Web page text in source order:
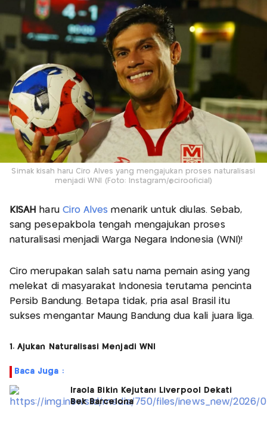
Simak kisah haru Ciro Alves yang mengajukan proses naturalisasi
menjadi WNI (Foto: Instagram/@cirooficial)
KISAH haru Ciro Alvesmenarik untuk diulas. Sebab,
sang pesepakbola tengah mengajukan proses
naturalisasi menjadi Warga Negara Indonesia (WNI)!
Ciro merupakan salah satu nama pemain asing yang
melekat di masyarakat Indonesia terutama pencinta
Persib Bandung. Betapa tidak, pria asal Brasil itu
sukses mengantar Maung Bandung dua kali juara liga.
1. Ajukan Naturalisasi Menjadi WNI
Baca Juga :
Iraola Bikin Kejutan! Liverpool Dekati
Bek Barcelona